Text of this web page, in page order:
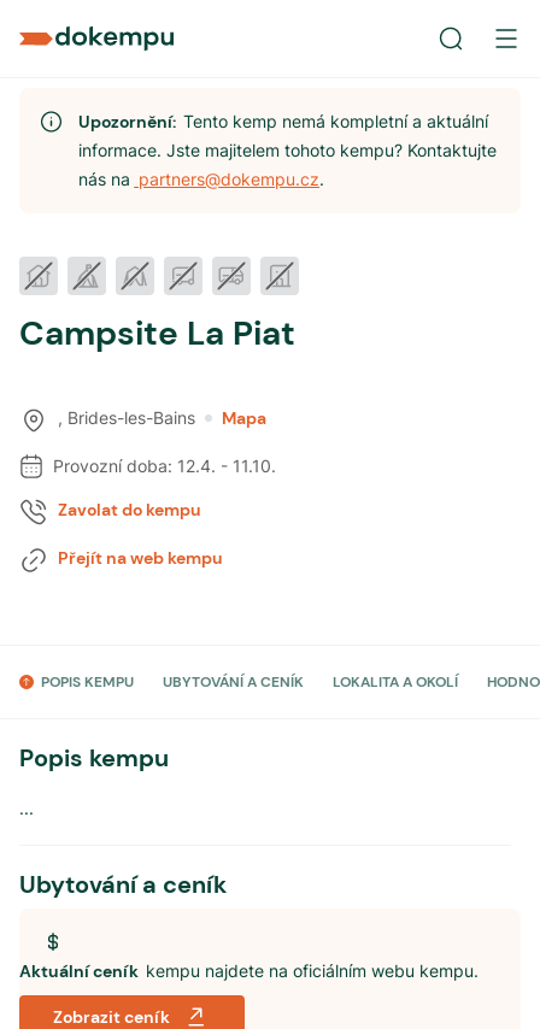
Upozornění:Tento kemp nemá kompletní a aktuální
informace. Jste majitelem tohoto kempu? Kontaktujte
nás na partners@dokempu.cz.
Campsite La Piat
, Brides-les-Bains Mapa
Provozní doba: 12.4. - 11.10.
Zavolat do kempu
Přejít na web kempu
POPIS KEMPU UBYTOVÁNÍ A CENÍK LOKALITA A OKOLÍ
Popis kempu
...
Ubytování a ceník
Aktuální ceník kempu najdete na oficiálním webu kempu.
Zobrazit ceník